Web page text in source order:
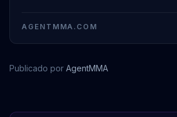
AGENTMMA.COM
Publicado por AgentMMA